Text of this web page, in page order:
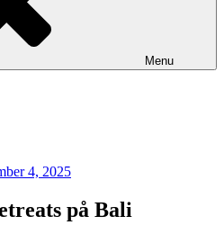
Menu
4, 2025
på Bali